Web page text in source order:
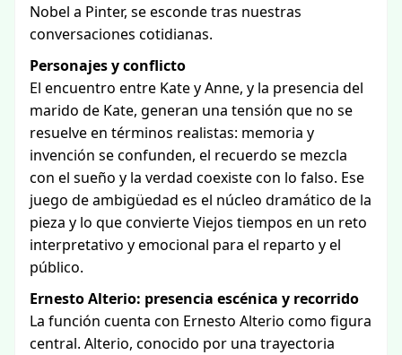
Nobel a Pinter, se esconde tras nuestras
conversaciones cotidianas.
Personajes y conflicto
El encuentro entre Kate y Anne, y la presencia del
marido de Kate, generan una tensión que no se
resuelve en términos realistas: memoria y
invención se confunden, el recuerdo se mezcla
con el sueño y la verdad coexiste con lo falso. Ese
juego de ambigüedad es el núcleo dramático de la
pieza y lo que convierte Viejos tiempos en un reto
interpretativo y emocional para el reparto y el
público.
Ernesto Alterio: presencia escénica y recorrido
La función cuenta con Ernesto Alterio como figura
central. Alterio, conocido por una trayectoria